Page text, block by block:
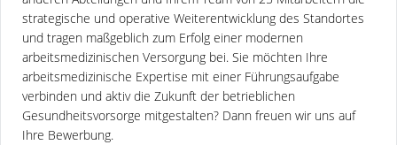
strategische und operative Weiterentwicklung des Standortes
und tragen maßgeblich zum Erfolg einer modernen
arbeitsmedizinischen Versorgung bei. Sie möchten Ihre
arbeitsmedizinische Expertise mit einer Führungsaufgabe
verbinden und aktiv die Zukunft der betrieblichen
Gesundheitsvorsorge mitgestalten? Dann freuen wir uns auf
Ihre Bewerbung.